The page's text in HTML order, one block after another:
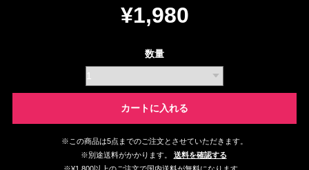
¥1,980
数量
カートに入れる
※この商品は5点までのご注文とさせていただきます。
※別途送料がかかります。
送料を確認する